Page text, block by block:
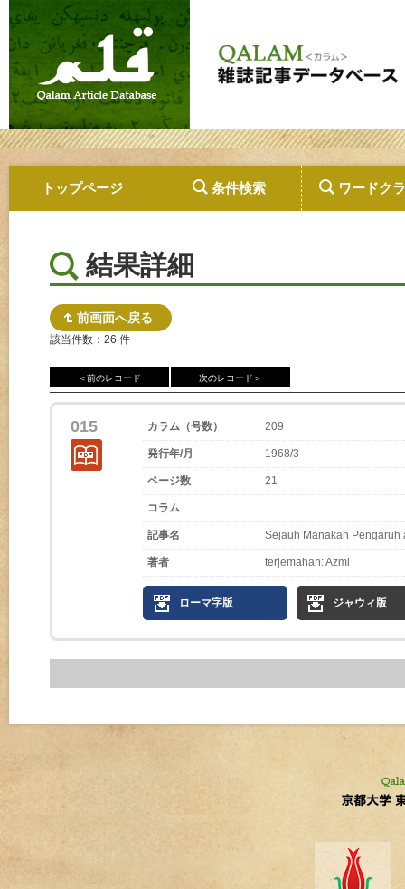
トップページ 条件検索 ワードク
結果詳細
前画面へ戻る
該当件数：26 件
＜前のレコード 次のレコード＞
015 カラム（号数） 209
発行年/月 1968/3
ページ数 21
コラム
記事名 Sejauh Manakah Pengaruh
著者 terjemahan: Azmi
ローマ字版 ジャウィ版